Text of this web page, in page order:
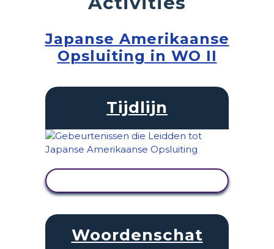
Japanse Amerikaanse
Opsluiting in WO II
Tijdlijn
Woordenschat